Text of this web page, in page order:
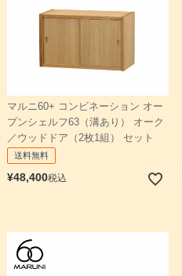
マルニ60+ コンビネーション オー
プンシェルフ63（溝あり） オーク
／ウッドドア（2枚1組） セット
送料無料
¥48,400税込